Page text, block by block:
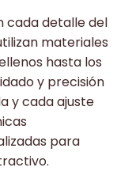
cada detalle del
materiales
hasta los
y precisión
y cada ajuste
para